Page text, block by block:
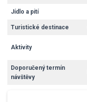
Jídlo a pití
Turistické destinace
Aktivity
Doporučený termín
návštěvy